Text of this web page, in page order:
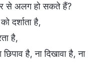
से अलग हो सकते हैं?
दर्शाता है,
है,
है, ना दिखावा है, ना